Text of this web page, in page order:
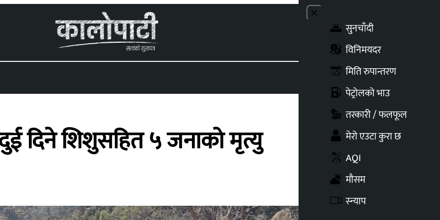
Close menu
सुनचाँदी
विनिमयदर
मिति रुपान्तरण
पेट्रोलको भाउ
तरकारी / फलफूल
मेरो एउटा कुरा छ
AQI
मौसम
स्न्याप
दिने शिशुसहित ५ जनाको मृत्यु